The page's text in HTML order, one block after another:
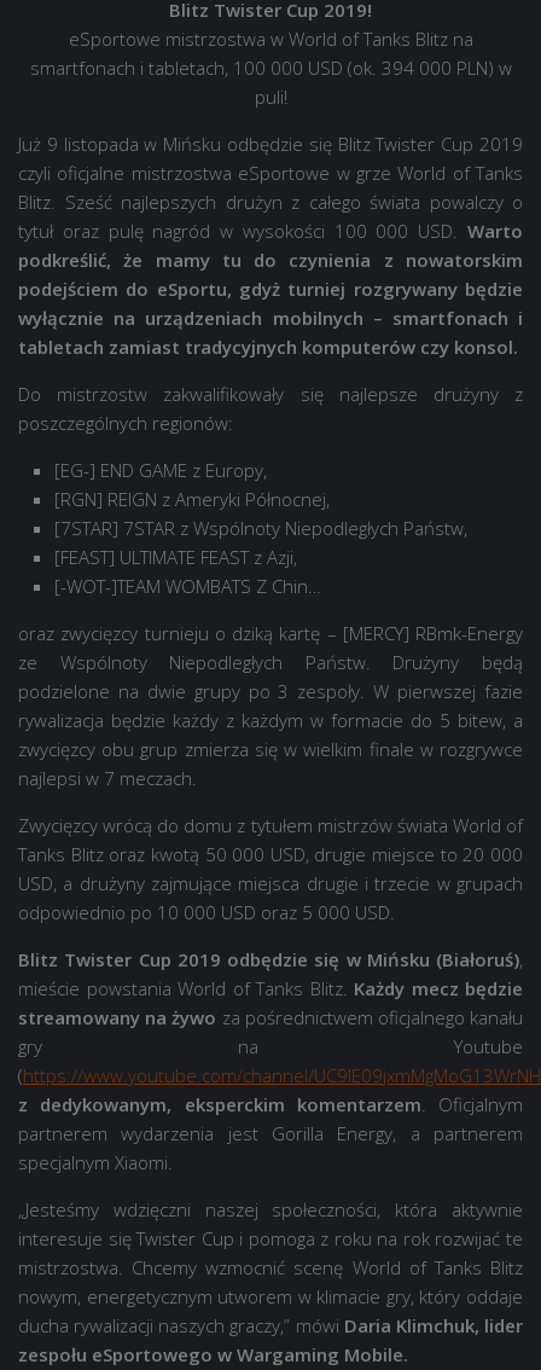
Blitz Twister Cup 2019!
eSportowe mistrzostwa w World of Tanks Blitz na
smartfonach i tabletach, 100 000 USD (ok. 394 000 PLN) w
puli!
Już 9 listopada w Mińsku odbędzie się Blitz Twister Cup 2019
czyli oficjalne mistrzostwa eSportowe w grze World of Tanks
Blitz. Sześć najlepszych drużyn z całego świata powalczy o
tytuł oraz pulę nagród w wysokości 100 000 USD. Warto
podkreślić, że mamy tu do czynienia z nowatorskim
podejściem do eSportu, gdyż turniej rozgrywany będzie
wyłącznie na urządzeniach mobilnych – smartfonach i
tabletach zamiast tradycyjnych komputerów czy konsol.
Do mistrzostw zakwalifikowały się najlepsze drużyny z
poszczególnych regionów:
[EG-] END GAME z Europy,
[RGN] REIGN z Ameryki Północnej,
[7STAR] 7STAR z Wspólnoty Niepodległych Państw,
[FEAST] ULTIMATE FEAST z Azji,
[-WOT-]TEAM WOMBATS Z Chin…
oraz zwycięzcy turnieju o dziką kartę – [MERCY] RBmk-Energy
ze Wspólnoty Niepodległych Państw. Drużyny będą
podzielone na dwie grupy po 3 zespoły. W pierwszej fazie
rywalizacja będzie każdy z każdym w formacie do 5 bitew, a
zwycięzcy obu grup zmierza się w wielkim finale w rozgrywce
najlepsi w 7 meczach.
Zwycięzcy wrócą do domu z tytułem mistrzów świata World of
Tanks Blitz oraz kwotą 50 000 USD, drugie miejsce to 20 000
USD, a drużyny zajmujące miejsca drugie i trzecie w grupach
odpowiednio po 10 000 USD oraz 5 000 USD.
Blitz Twister Cup 2019 odbędzie się w Mińsku (Białoruś),
mieście powstania World of Tanks Blitz. Każdy mecz będzie
streamowany na żywo za pośrednictwem oficjalnego kanału
gry na Youtube
(https://www.youtube.com/channel/
z dedykowanym, eksperckim komentarzem. Oficjalnym
partnerem wydarzenia jest Gorilla Energy, a partnerem
specjalnym Xiaomi.
„Jesteśmy wdzięczni naszej społeczności, która aktywnie
interesuje się Twister Cup i pomoga z roku na rok rozwijać te
mistrzostwa. Chcemy wzmocnić scenę World of Tanks Blitz
nowym, energetycznym utworem w klimacie gry, który oddaje
ducha rywalizacji naszych graczy,” mówi Daria Klimchuk, lider
zespołu eSportowego w Wargaming Mobile.